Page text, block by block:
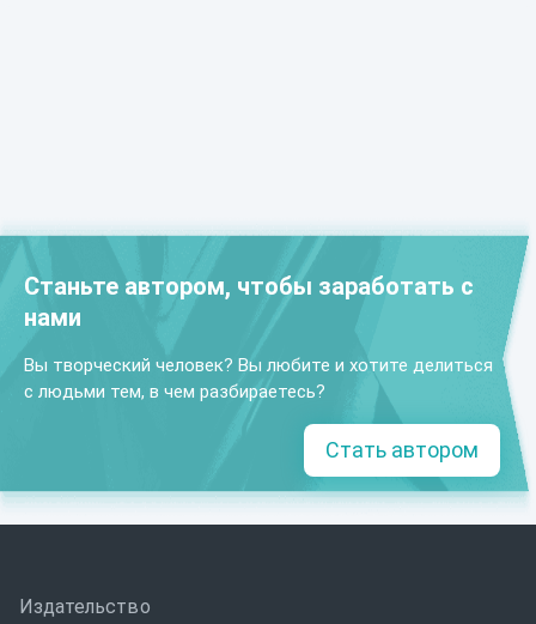
Станьте автором, чтобы заработать с
нами
Вы творческий человек? Вы любите и хотите делиться
с людьми тем, в чем разбираетесь?
Стать автором
Издательство